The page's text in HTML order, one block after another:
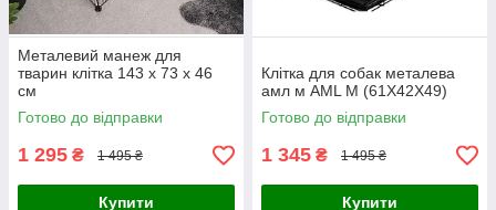
Металевий манеж для
тварин клітка 143 x 73 x 46
см
Готово до відправки
1 295 ₴ 1 495 ₴
Купити
Клітка для собак металева
амл м AML M (61Х42Х49)
Готово до відправки
1 345 ₴ 1 495 ₴
Купити